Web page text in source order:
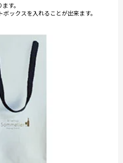
す。
ックスを入れることが出来ます。